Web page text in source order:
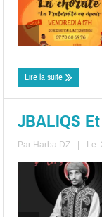
Lire la suite
Par Harba DZ Le: